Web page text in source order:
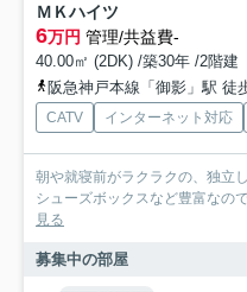
ＭＫハイツ
6万円 管理/共益費-
40.00㎡ (2DK) /築30年 /2階建
阪急神戸本線「御影」駅 徒
CATV インターネット対応
朝や就寝前がラクラクの、独立
シューズボックスなど豊富なの
見る
募集中の部屋